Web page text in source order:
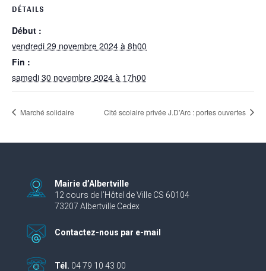
DÉTAILS
Début :
vendredi 29 novembre 2024 à 8h00
Fin :
samedi 30 novembre 2024 à 17h00
Marché solidaire Cité scolaire privée J.D’Arc : portes ouvertes
Mairie d’Albertville
12 cours de l’Hôtel de Ville CS 60104
73207 Albertville Cedex
Contactez-nous par e-mail
Tél. 04 79 10 43 00